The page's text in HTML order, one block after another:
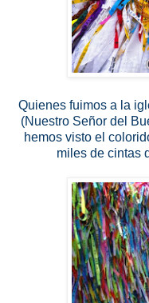
Quienes fuimos a la
(Nuestro Señor del
hemos visto el
miles de cintas